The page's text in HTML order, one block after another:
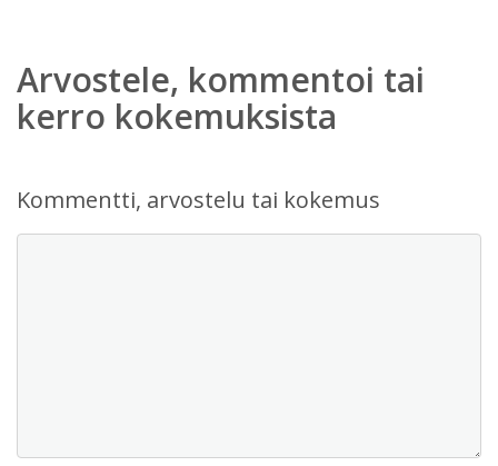
Arvostele, kommentoi tai
kerro kokemuksista
Kommentti, arvostelu tai kokemus